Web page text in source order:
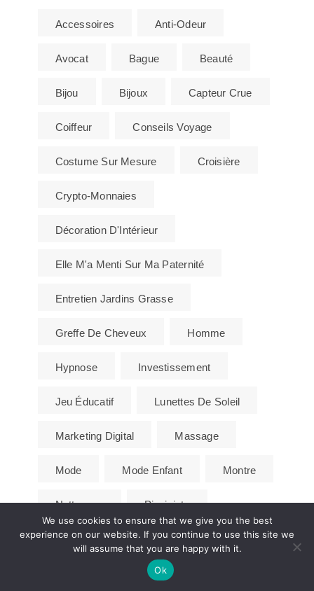
Accessoires Anti-Odeur
Avocat Bague Beauté
Bijou Bijoux Capteur Crue
Coiffeur Conseils Voyage
Costume Sur Mesure Croisière
Crypto-Monnaies
Décoration D'Intérieur
Elle M'a Menti Sur Ma Paternité
Entretien Jardins Grasse
Greffe De Cheveux Homme
Hypnose Investissement
Jeu Éducatif Lunettes De Soleil
Marketing Digital Massage
Mode Mode Enfant Montre
Nettoyage Pisciniste
Plaque Funéraire Plombier
We use cookies to ensure that we give you the best
experience on our website. If you continue to use this site we
will assume that you are happy with it.
Ok